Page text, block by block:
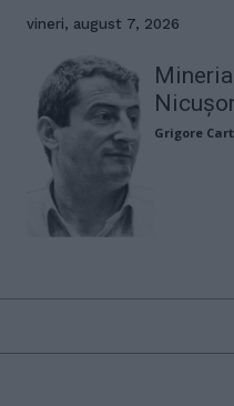
vineri, august 7, 2026
Grigore